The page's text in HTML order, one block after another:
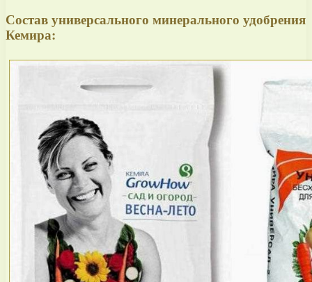
Состав универсального минерального удобрения
Кемира: